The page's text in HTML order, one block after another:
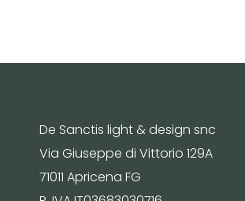
De Sanctis light & design snc
Via Giuseppe di Vittorio 129A
71011 Apricena FG